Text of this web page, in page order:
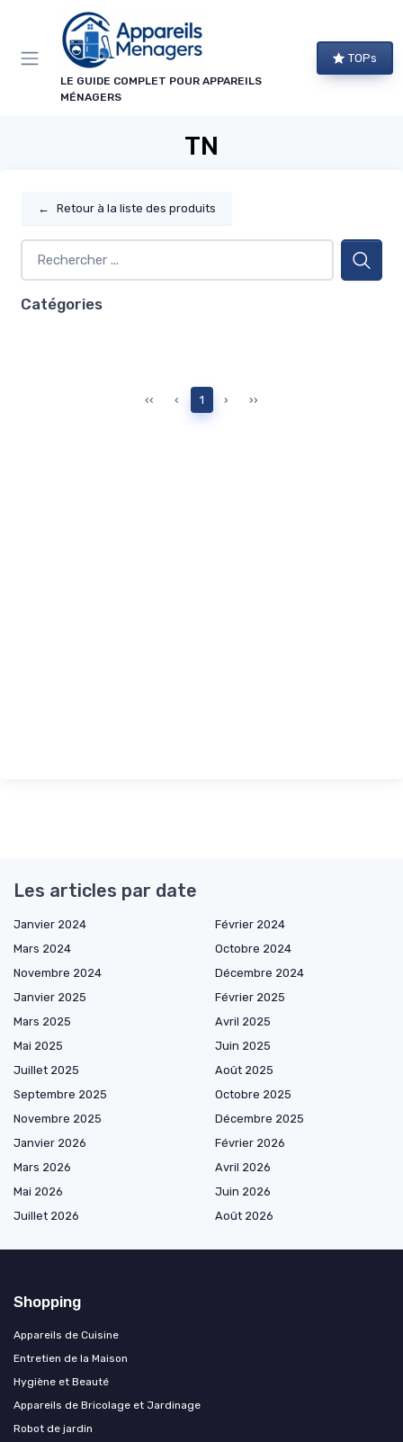
LE GUIDE COMPLET POUR APPAREILS
MÉNAGERS
TOPs
TN
← Retour à la liste des produits
Catégories
‹‹ ‹ 1 › ››
Les articles par date
Janvier 2024
Février 2024
Mars 2024
Octobre 2024
Novembre 2024
Décembre 2024
Janvier 2025
Février 2025
Mars 2025
Avril 2025
Mai 2025
Juin 2025
Juillet 2025
Août 2025
Septembre 2025
Octobre 2025
Novembre 2025
Décembre 2025
Janvier 2026
Février 2026
Mars 2026
Avril 2026
Mai 2026
Juin 2026
Juillet 2026
Août 2026
Shopping
Appareils de Cuisine
Entretien de la Maison
Hygiène et Beauté
Appareils de Bricolage et Jardinage
Robot de jardin
Panneau de gestion des cookies